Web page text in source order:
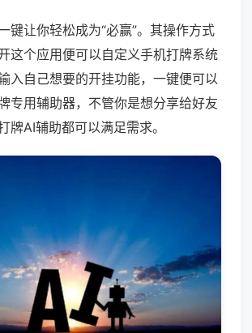
键让你轻松成为“必赢”。其操作方式
这个应用便可以自定义手机打牌系统
入自己想要的开挂功能，一键便可以
专用辅助器，不管你是想分享给好友
牌AI辅助都可以满足需求。